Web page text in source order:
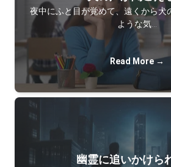
夜中にふと目が覚めて、遠くから犬
ような気…
Read More →
幽霊に追いかけら